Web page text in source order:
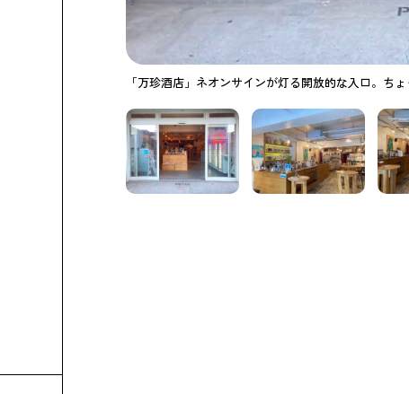
「万珍酒店」ネオンサインが灯る開放的な入口。ち